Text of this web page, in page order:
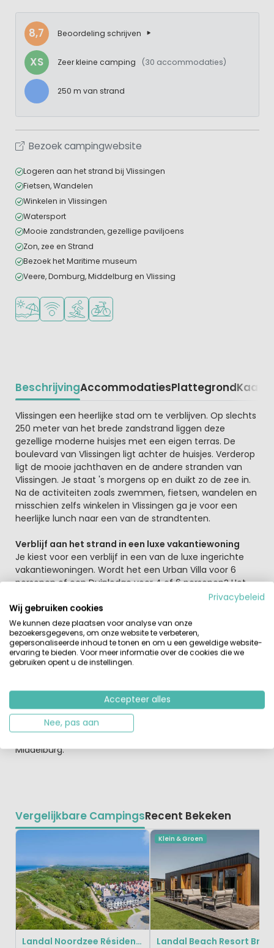
8,7 Beoordeling schrijven
XS Zeer kleine camping (30 accommodaties)
250 m van strand
Bezoek campingwebsite
Logeren aan het strand bij Vlissingen
Fietsen, Wandelen
Winkelen in Vlissingen
Watersport
Mooie zandstranden, gezellige paviljoens
Zon, zee en Strand
Bezoek het Maritime museum
Veere, Domburg, Middelburg en Vlissing
Ligt bij strand en zee
WiFi beschikbaar
Watersportfaciliteiten
Fietsverhuur
BeschrijvingAccommodatiesPlattegrondKaart
Beschrijving
Vlissingen een heerlijke stad om te verblijven. Op slechts
250 meter van het brede zandstrand liggen deze
gezellige moderne huisjes met een eigen terras. De
boulevard van Vlissingen ligt achter de huisjes. Verderop
ligt de mooie jachthaven en de andere stranden van
Vlissingen. Je staat 's morgens op en duikt zo de zee in.
Na de activiteiten zoals zwemmen, fietsen, wandelen en
misschien zelfs winkelen in Vlissingen ga je voor een
heerlijke lunch naar een van de strandtenten.
Verblijf aan het strand in een luxe vakantiewoning
Je kiest voor een verblijf in een van de luxe ingerichte
vakantiewoningen. Wordt het een Urban Villa voor 6
personen of een Duinlodge voor 4 of 6 personen? Het
strand ligt op zeer korte afstand, geniet op een van de
vele terrasjes aan de boulevard van een heerlijke lunch
en geniet volop.
Zoutelande ontdekken
In Vlissingen vind je natuurlijk het Maritiem muZeeum,
miniatuurpark Mini Mundi en museum de Schotse Huizen
in Veere. Kortom een plek om een topvakantie te
beleven voor jong en oud. Dan heb je natuurlijk ook nog
eens de leuke plaatsen als Veere, Domburg en
Middelburg.
Vergelijkbare CampingsRecent Bekeken
Landal Noordzee Résidence Dishoek
Klein & Groen
Privacybeleid
Wij gebruiken cookies
We kunnen deze plaatsen voor analyse van onze
bezoekersgegevens, om onze website te verbeteren,
gepersonaliseerde inhoud te tonen en om u een geweldige website-
ervaring te bieden. Voor meer informatie over de cookies die we
gebruiken opent u de instellingen.
Accepteer alles
Nee, pas aan